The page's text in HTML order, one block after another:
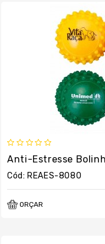
Anti-Estresse
Cód: REAES-8080
ORÇAR